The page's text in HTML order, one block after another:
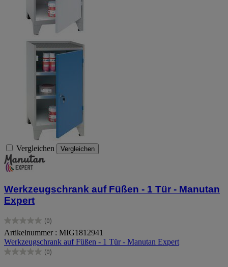
Vergleichen Vergleichen
Werkzeugschrank auf Füßen - 1 Tür - Manutan
Expert
(0)
0.0
von
5
Sternen.
Artikelnummer : MIG1812941
Werkzeugschrank auf Füßen - 1 Tür - Manutan Expert
(0)
0.0